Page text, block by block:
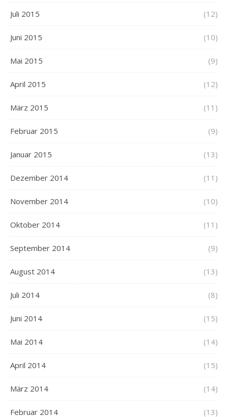
Juli 2015 (12)
Juni 2015 (10)
Mai 2015 (9)
April 2015 (12)
März 2015 (11)
Februar 2015 (9)
Januar 2015 (13)
Dezember 2014 (11)
November 2014 (10)
Oktober 2014 (11)
September 2014 (9)
August 2014 (13)
Juli 2014 (8)
Juni 2014 (15)
Mai 2014 (14)
April 2014 (15)
März 2014 (14)
Februar 2014 (13)